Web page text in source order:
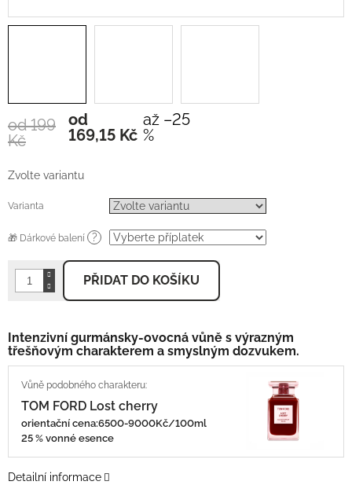
od 199
Kč
až –25
%
od
169,15 Kč Měrná
cena:
Zvolte variantu
Varianta
🎁 Dárkové balení ?
PŘIDAT DO KOŠÍKU
Intenzivní gurmánsky-ovocná vůně s výrazným
třešňovým charakterem a smyslným dozvukem.
TOM FORD Lost cherry
orientační cena:6500-9000Kč/100ml
25 % vonné esence
Detailní informace